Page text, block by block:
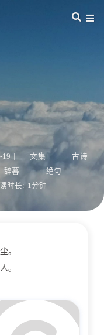
19 文集
古诗
辞暮
绝句
时长: 1分钟
。
。